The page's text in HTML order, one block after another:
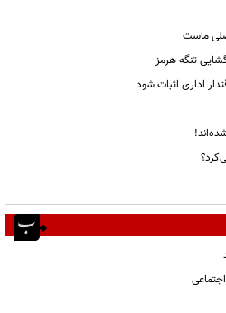
ماست
تنگه هرمز
اداری اثبات شود